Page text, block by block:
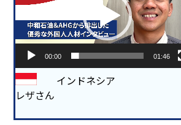
ー
ヤ
00:00 01:46
インドネシア
レザさん